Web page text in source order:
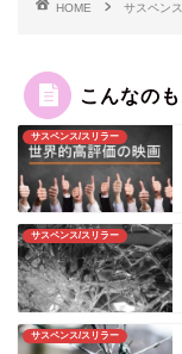
HOME サスペン
こんなの
サスペンス/スリラー
サスペンス/スリラー
サスペンス/スリラー